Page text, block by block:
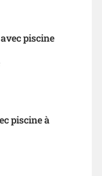
piscine
piscine à